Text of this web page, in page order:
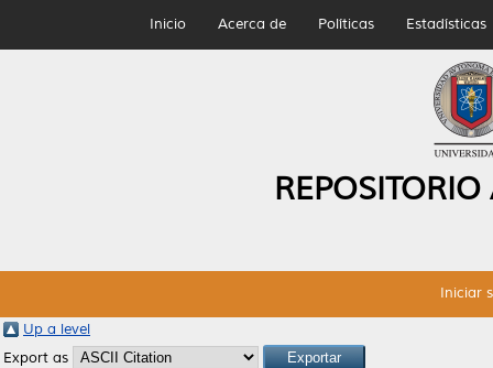
Inicio Acerca de Políticas Estadísticas
Iniciar
Up a level
Export as